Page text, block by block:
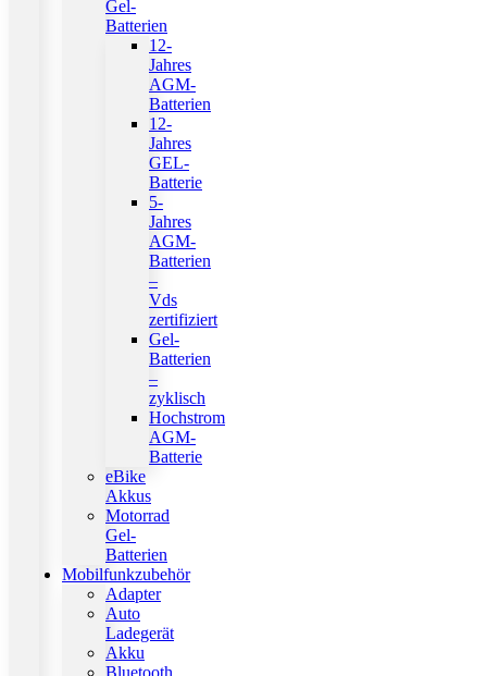
Gel-
Batterien
12-
Jahres
AGM-
Batterien
12-
Jahres
GEL-
Batterie
5-
Jahres
AGM-
Batterien
–
Vds
zertifiziert
Gel-
Batterien
–
zyklisch
Hochstrom
AGM-
Batterie
eBike
Akkus
Motorrad
Gel-
Batterien
Mobilfunkzubehör
Adapter
Auto
Ladegerät
Akku
Bluetooth